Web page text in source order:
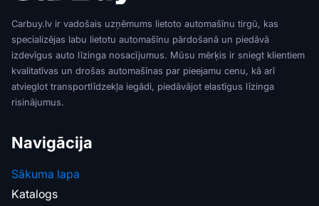
Carbuy.lv ir vadošais uzņēmums lietoto automašīnu tirgū, kas
specializējas labu lietotu automašīnu pārdošanā un piedāvā
izdevīgus auto līzinga nosacījumus. Mūsu mērķis ir sniegt klientiem
kvalitatīvas un drošas automašīnas par pieejamu cenu, kā arī
atvieglot transportlīdzekļa iegādi, piedāvājot elastīgus līzinga
risinājumus.
Navigācija
Sākuma lapa
Katalogs